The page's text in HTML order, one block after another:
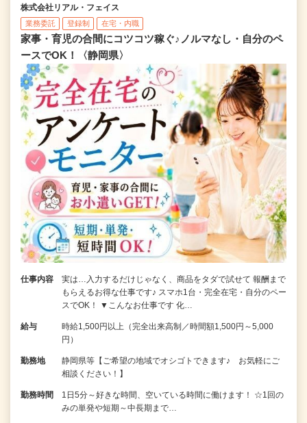
株式会社リアル・フェイス
業務委託 登録制 在宅・内職
家事・育児の合間にコツコツ稼ぐ♪ノルマなし・自分のペ
ースでOK！〈静岡県〉
仕事内容
実は…入力するだけじゃなく、商品をタダで試せて 報酬まで
もらえるお得な仕事です♪ スマホ1台・完全在宅・自分のペー
スでOK！ ▼こんなお仕事です 化…
給与
時給1,500円以上（完全出来高制／時間額1,500円～5,000
円）
勤務地
静岡県等【ご希望の地域でオシゴトできます♪ お気軽にご
相談ください！】
勤務時間
1日5分～好きな時間、空いている時間に働けます！ ☆1回の
みの単発や短期～中長期まで…